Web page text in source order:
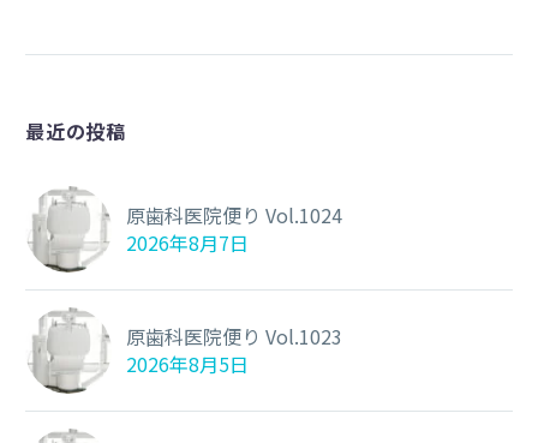
最近の投稿
原歯科医院便り Vol.1024
2026年8月7日
原歯科医院便り Vol.1023
2026年8月5日